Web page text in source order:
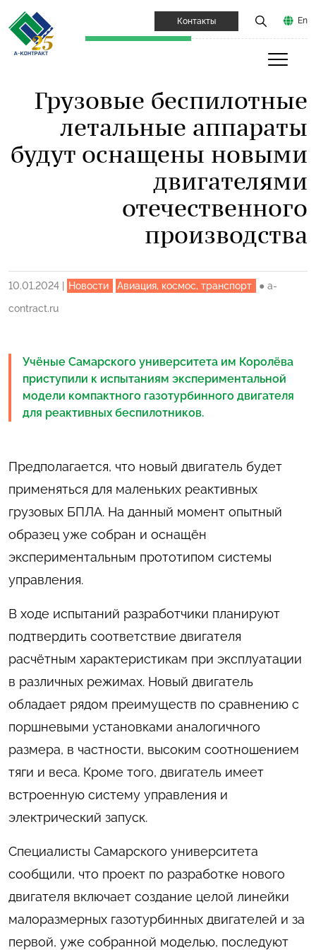
Контакты En
Грузовые беспилотные
летальные аппараты
будут оснащены новыми
двигателями
отечественного
производства
10.01.2024 Новости Авиация, космос, транспорт ● a-
contract.ru
Учёные Самарского университета им Королёва
приступили к испытаниям экспериментальной
модели компактного газотурбинного двигателя
для реактивных беспилотников.
Предполагается, что новый двигатель будет
применяться для маленьких реактивных
грузовых БПЛА. На данный момент опытный
образец уже собран и оснащён
экспериментальным прототипом системы
управления.
В ходе испытаний разработчики планируют
подтвердить соответствие двигателя
расчётным характеристикам при эксплуатации
в различных режимах. Новый двигатель
обладает рядом преимуществ по сравнению с
поршневыми установками аналогичного
размера, в частности, высоким соотношением
тяги и веса. Кроме того, двигатель имеет
встроенную систему управления и
электрический запуск.
Специалисты Самарского университета
сообщили, что проект по разработке нового
двигателя включает создание целой линейки
малоразмерных газотурбинных двигателей и за
первой, уже собранной моделью, последуют